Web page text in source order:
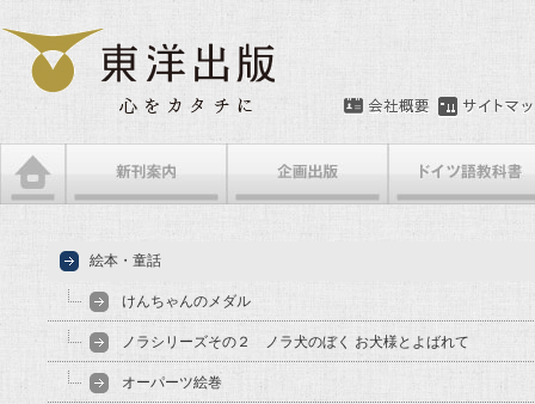
絵本・童話
けんちゃんのメダル
ノラシリーズその２ ノラ犬のぼく お犬様とよばれて
オーパーツ絵巻